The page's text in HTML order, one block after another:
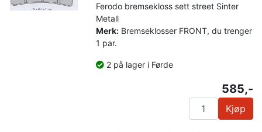
Ferodo bremsekloss sett street Sinter
Metall
Merk: Bremseklosser FRONT, du trenger
1 par.
2 på lager i Førde
585,-
Kjøp